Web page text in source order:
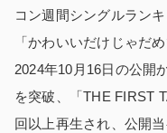
コン週間シングルラン
「かわいいだけじゃだ
2024年10月16日の公開
を突破、「THE FIRST
回以上再生され、公開